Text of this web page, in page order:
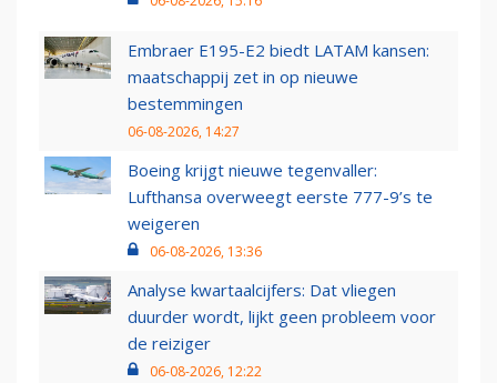
Embraer E195-E2 biedt LATAM kansen:
maatschappij zet in op nieuwe
bestemmingen
06-08-2026, 14:27
Boeing krijgt nieuwe tegenvaller:
Lufthansa overweegt eerste 777-9’s te
weigeren
06-08-2026, 13:36
Analyse kwartaalcijfers: Dat vliegen
duurder wordt, lijkt geen probleem voor
de reiziger
06-08-2026, 12:22